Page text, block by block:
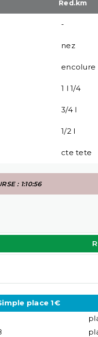
Red.km
-
nez
encolure
1 l 1/4
3/4 l
1/2 l
cte tete
: 1:10:56
place 1€